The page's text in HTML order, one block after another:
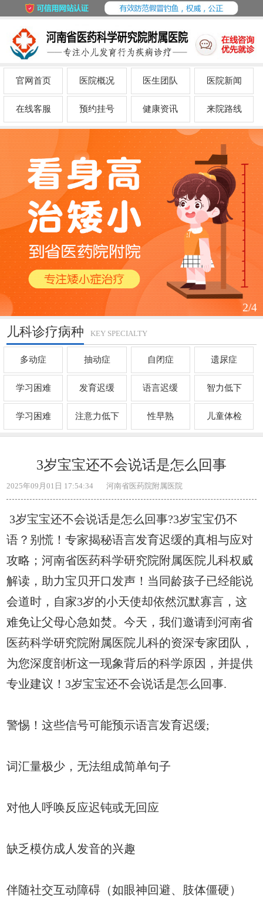
官网首页 医院概况 医生团队 医院新闻
在线客服 预约挂号 健康资讯 来院路线
2/4
儿科诊疗病种 KEY SPECIALTY
多动症 抽动症 自闭症 遗尿症
学习困难 发育迟缓 语言迟缓 智力低下
学习困难 注意力低下 性早熟 儿童体检
3岁宝宝还不会说话是怎么回事
2025年09月01日 17:54:34 河南省医药院附属医院
3岁宝宝还不会说话是怎么回事?3岁宝宝仍不
语？别慌！专家揭秘语言发育迟缓的真相与应对
攻略；河南省医药科学研究院附属医院儿科权威
解读，助力宝贝开口发声！当同龄孩子已经能说
会道时，自家3岁的小天使却依然沉默寡言，这
难免让父母心急如焚。今天，我们邀请到河南省
医药科学研究院附属医院儿科的资深专家团队，
为您深度剖析这一现象背后的科学原因，并提供
专业建议！3岁宝宝还不会说话是怎么回事.
警惕！这些信号可能预示语言发育迟缓;
词汇量极少，无法组成简单句子
对他人呼唤反应迟钝或无回应
缺乏模仿成人发音的兴趣
伴随社交互动障碍（如眼神回避、肢体僵硬）